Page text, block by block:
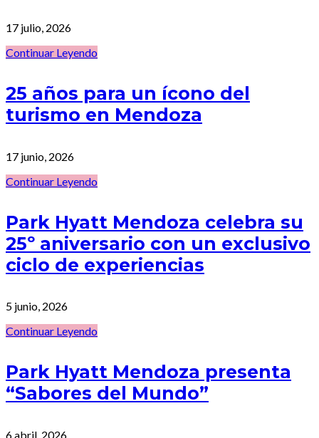
17 julio, 2026
Continuar Leyendo
25 años para un ícono del
turismo en Mendoza
17 junio, 2026
Continuar Leyendo
Park Hyatt Mendoza celebra su
25º aniversario con un exclusivo
ciclo de experiencias
5 junio, 2026
Continuar Leyendo
Park Hyatt Mendoza presenta
“Sabores del Mundo”
6 abril, 2026